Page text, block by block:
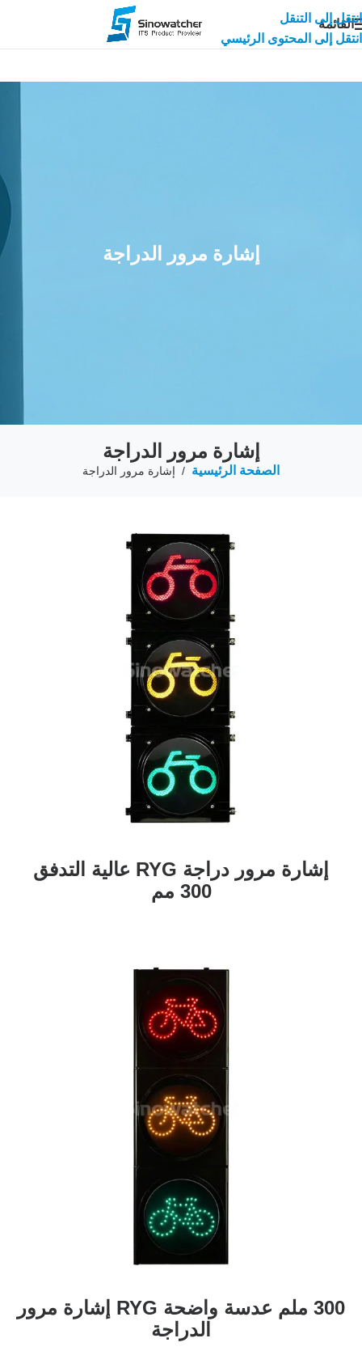
انتقل إلى التنقل
انتقل إلى المحتوى الرئيسي
القائمة
إشارة مرور الدراجة
إشارة مرور الدراجة
الصفحة الرئيسية / إشارة مرور الدراجة
إشارة مرور دراجة RYG عالية التدفق
300 مم
300 ملم عدسة واضحة RYG إشارة مرور
الدراجة